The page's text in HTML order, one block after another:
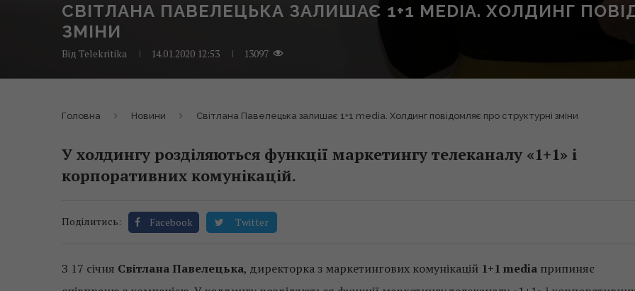
СВІТЛАНА ПАВЕЛЕЦЬКА ЗАЛИШАЄ 1+1 MEDIA. ХОЛДИНГ
ЗМІНИ
Від Telekritika 14.01.2020 12:53 13097
Головна Новини Світлана Павелецька залишає 1+1 media. Холдинг повідомляє про структурні зміни
У холдингу розділяються функції маркетингу телеканалу «1+1» і
корпоративних комунікацій.
Поділитись: Facebook Twitter
З 17 січня Світлана Павелецька, директорка з маркетингових комунікацій 1+1 media припиняє